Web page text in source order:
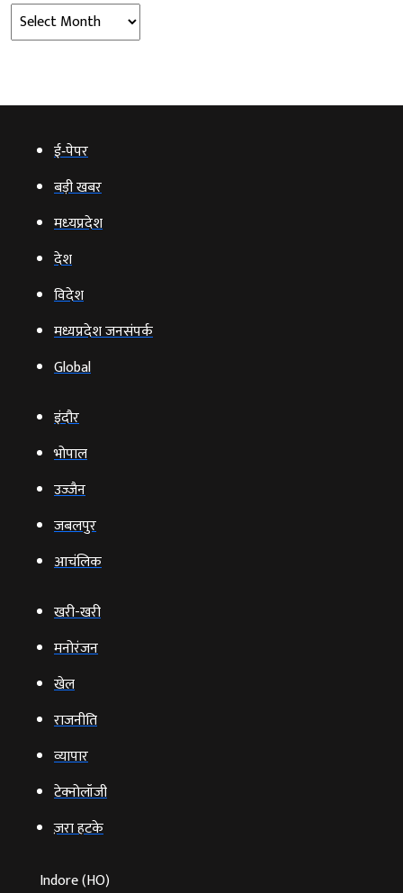
Archives
ई‑पेपर
बड़ी खबर
मध्‍यप्रदेश
देश
विदेश
मध्यप्रदेश जनसंपर्क
Global
इंदौर
भोपाल
उज्‍जैन
जबलपुर
आचंलिक
खरी-खरी
मनोरंजन
खेल
राजनीति
व्‍यापार
टेक्‍नोलॉजी
ज़रा हटके
Indore (HO)